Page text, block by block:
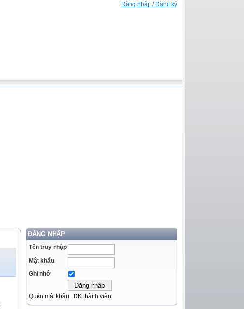
Đăng nhập / Đăng ký
ĐĂNG NHẬP
Tên truy nhập
Mật khẩu
Ghi nhớ
Quên mật khẩu ĐK thành viên